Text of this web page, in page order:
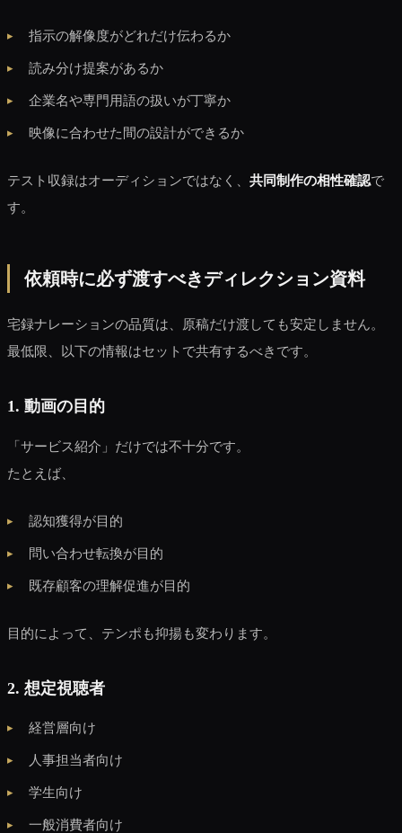
指示の解像度がどれだけ伝わるか
読み分け提案があるか
企業名や専門用語の扱いが丁寧か
映像に合わせた間の設計ができるか
テスト収録はオーディションではなく、 共同制作の相性確認で
す。
依頼時に必ず渡すべきディレクション資料
宅録ナレーションの品質は、原稿だけ渡しても安定しません。
最低限、以下の情報はセットで共有するべきです。
1. 動画の目的
「サービス紹介」だけでは不十分です。
たとえば、
認知獲得が目的
問い合わせ転換が目的
既存顧客の理解促進が目的
目的によって、テンポも抑揚も変わります。
2. 想定視聴者
経営層向け
人事担当者向け
学生向け
一般消費者向け